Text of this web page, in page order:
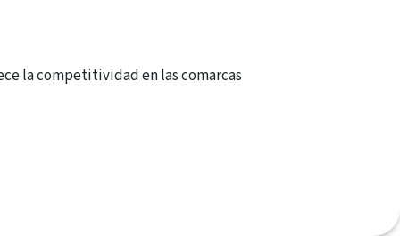
la competitividad en las comarcas